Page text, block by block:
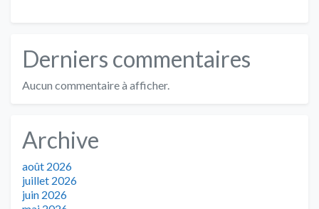
Derniers commentaires
Aucun commentaire à afficher.
Archive
août 2026
juillet 2026
juin 2026